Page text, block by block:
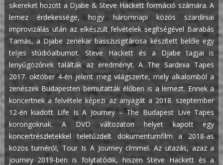
sikereket hozott a Djabe & Steve Hackett formáció számára. A
lemez érdekessége, hogy háromnapi közös szardíniai
improvizálás után az elkészült felvételek segítségével Barabás
Tamás, a Djabe zenekar basszusgitárosa készített belőle egy
teljes stúdióalbumot. Steve Hackett és a Djabe tagjai is
lenyűgözőnek találták az eredményt. A The Sardinia Tapes
2017. október 4-én jelent meg világszerte, mely alkalomból a
zenészek Budapesten bemutatták élőben is a lemezt. Ennek a
koncertnek a felvétele képezi az anyagát a 2018. szeptember
12-én kiadott Life Is A Journey – The Budapest Live Tapes
korongoknak. A DVD változaton helyet kapott egy
koncertrészletekkel teletűzdelt dokumentumfilm a 2018-as
közös turnéról, Tour Is A Journey címmel. Az utazás, azaz a
journey 2019-ben is folytatódik, hiszen Steve Hackett és a